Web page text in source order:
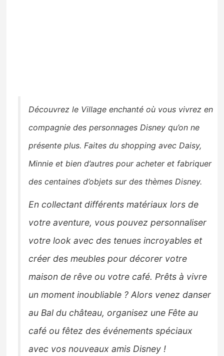
Découvrez le Village enchanté où vous vivrez en
compagnie des personnages Disney qu’on ne
présente plus. Faites du shopping avec Daisy,
Minnie et bien d’autres pour acheter et fabriquer
des centaines d’objets sur des thèmes Disney.
En collectant différents matériaux lors de
votre aventure, vous pouvez personnaliser
votre look avec des tenues incroyables et
créer des meubles pour décorer votre
maison de rêve ou votre café. Prêts à vivre
un moment inoubliable ? Alors venez danser
au Bal du château, organisez une Fête au
café ou fêtez des événements spéciaux
avec vos nouveaux amis Disney !